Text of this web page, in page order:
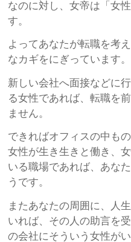
なのに対し、女帝は「女
す。
よってあなたが転職を考
なカギをにぎっています。
新しい会社へ面接などに
る女性であれば、転職を
ません。
できればオフィスの中も
女性が生き生きと働き、
いる職場であれば、あな
うです。
またあなたの周囲に、人
いれば、その人の助言を
の会社にそういう女性が